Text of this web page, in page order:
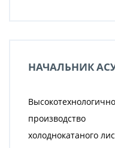
НАЧАЛЬНИК
производство
холоднокатаного